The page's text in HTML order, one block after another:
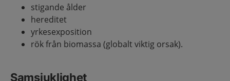
stigande ålder
hereditet
yrkesexposition
rök från biomassa (globalt viktig orsak).
Samsjuklighet